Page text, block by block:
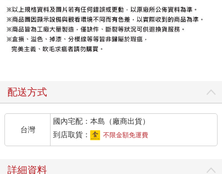
配送方式
台灣
國內宅配：本島（廠商出貨）
到店取貨：
不限金額免運費
詳細資料